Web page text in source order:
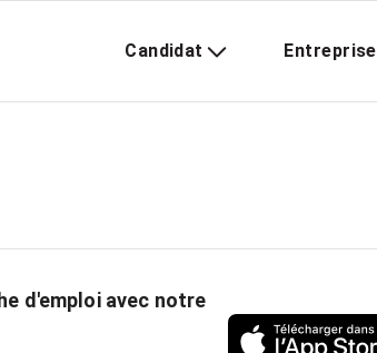
Candidat Entreprise
d'emploi avec notre